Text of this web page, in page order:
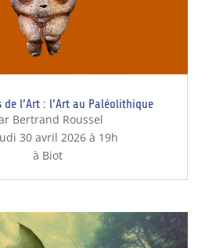
de l’Art : l’Art au Paléolithique
Bertrand Roussel
30 avril 2026 à 19h
à Biot